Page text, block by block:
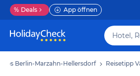
% Deals App öffnen
Berlin-Marzahn-Hellersdorf Reisetipp